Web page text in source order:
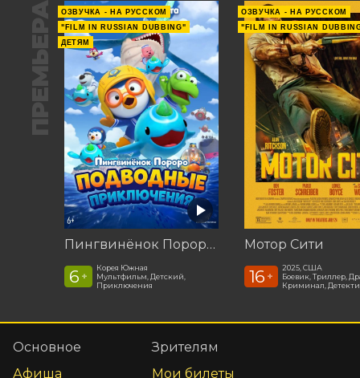
ПРЕМЬЕРА
ОЗВУЧКА - НА РУССКОМ
"FILM IN RUSSIAN DUBBING"
ДЕТЯМ
Пингвинёнок Пороро: Подводные приключения
6 +
Корея Южная
Мультфильм, Детский,
Приключения
ОЗВУЧКА - НА РУССКОМ
"FILM IN RUSSIAN
Мотор Сити
16 +
2025, США
Боевик, Триллер,
Криминал,
Основное
Афиша
Зрителям
Мои билеты